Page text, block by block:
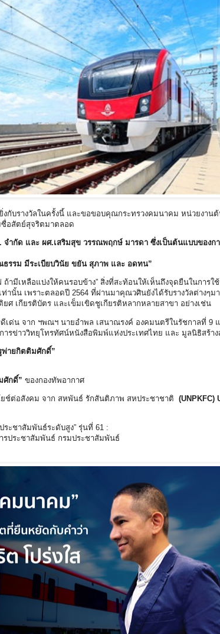
งกับรางวัลในครั้งนี้ และขอขอบคุณกระทรวงคมนาคม หน่วยงา
อสัตย์สุจริตมาตลอด
กัด และ ผศ.เสริมสุข วรรณพฤกษ์ มารดา ซึ่งเป็นต้นแบบของก
รรม มีระเบียบวินัย ขยัน สุภาพ และ อดทน”
ามีเหลือแบ่งให้คนรอบข้าง” สิ่งที่สะท้อนให้เห็นถึงจุดยืนในการ
านั้น เพราะตลอดปี 2564 ที่ผ่านมาคุณวศินยังได้รับรางวัลต่างๆม
ศ เกียรติบัตร และเข็มเขิดชูเกียรติหลากหลายสาขา อย่างเช่น
เด่น จาก ฯพณฯ นายอำพล เสนาณรงค์ องคมนตรีในรัชกาลที่ 9
ข่าววิทยุโทรทัศน์หนังสือพิมพ์แห่งประเทศไทย และ มูลนิธิสร้าง
พ่ายกิตติมศักดิ์”
ศักดิ์” ของกองทัพอากาศ
ช์ต่อสังคม จาก สหพันธ์ รักสันติภาพ สหประชาชาติ (UNPKFC)
ะชาสัมพันธ์ระดับสูง” รุ่นที่ 61 :
รประชาสัมพันธ์ กรมประชาสัมพันธ์